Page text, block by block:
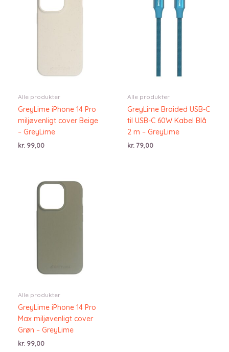
Alle produkter
GreyLime iPhone 14 Pro
miljøvenligt cover Beige
– GreyLime
kr. 99,00
Alle produkter
GreyLime Braided USB-C
til USB-C 60W Kabel Blå
2 m – GreyLime
kr. 79,00
Alle produkter
GreyLime iPhone 14 Pro
Max miljøvenligt cover
Grøn – GreyLime
kr. 99,00